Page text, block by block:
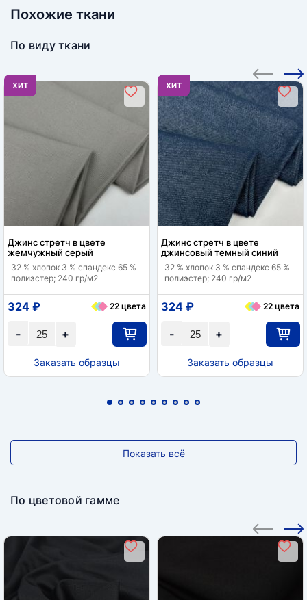
Похожие ткани
По виду ткани
ХИТ
Джинс стретч в цвете
жемчужный серый
32 % хлопок 3 % спандекс 65 %
полиэстер; 240 гр/м2
+
-
324 ₽ 22 цвета
Заказать образцы
ХИТ
Джинс стретч в цвете
джинсовый темный синий
32 % хлопок 3 % спандекс 65 %
полиэстер; 240 гр/м2
+
-
324 ₽ 22 цвета
Заказать образцы
Показать всё
По цветовой гамме